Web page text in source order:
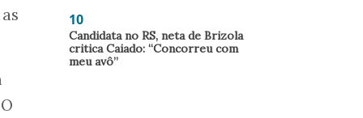
10
Candidata no RS, neta de Brizola
critica Caiado: “Concorreu com
meu avô”